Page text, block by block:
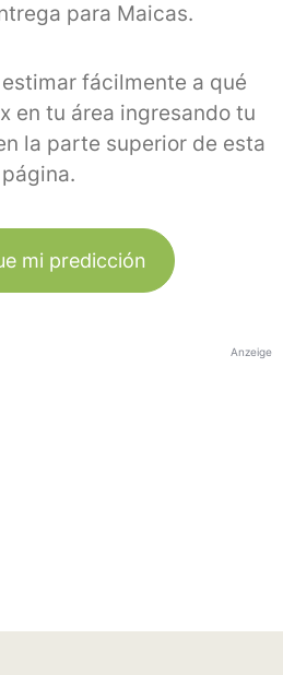
para Maicas.
fácilmente a qué
en tu área ingresando tu
la parte superior de esta
página.
mi predicción
Anzeige